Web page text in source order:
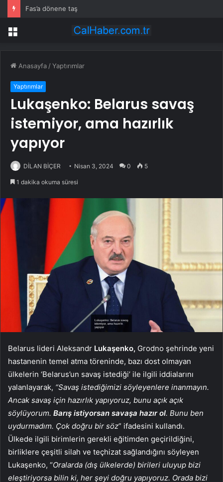
Fas’a dönene taş
Menü
Anasayfa /Yaptırımlar
Yaptırımlar
Lukaşenko: Belarus savaş
istemiyor, ama hazırlık
yapıyor
DİLAN BİÇER Nisan 3, 2024 0 5
1 dakika okuma süresi
Belarus lideri Aleksandr Lukaşenko, Grodno şehrinde yeni
hastanenin temel atma töreninde, bazı dost olmayan
ülkelerin ‘Belarus’un savaş istediği’ ile ilgili iddialarını
yalanlayarak, “Savaş istediğimizi söyleyenlere inanmayın.
Ancak savaş için hazırlık yapıyoruz, bunu açık açık
söylüyorum. Barış istiyorsan savaşa hazır ol. Bunu ben
uydurmadım. Çok doğru bir söz” ifadesini kullandı.
Ülkede ilgili birimlerin gerekli eğitimden geçirildiğini,
birliklere çeşitli silah ve teçhizat sağlandığını söyleyen
Lukaşenko, “Oralarda (dış ülkelerde) birileri uluyup bizi
eleştiriyorsa bilin ki, her şeyi doğru yapıyoruz. Orada bizi